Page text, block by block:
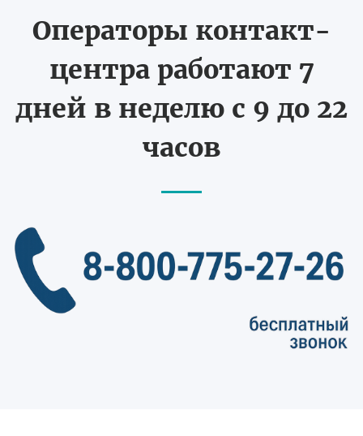
Операторы контакт-
центра работают 7
дней в неделю с 9 до 22
часов